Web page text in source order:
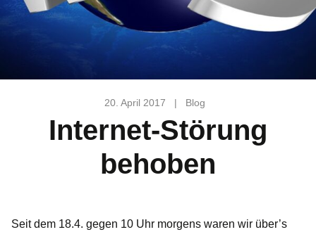
20. April 2017 | Blog
Internet-Störung
behoben
Seit dem 18.4. gegen 10 Uhr morgens waren wir über’s